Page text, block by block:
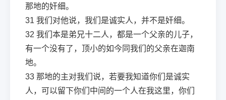
那地的奸细。
31 我们对他说，我们是诚实人，并不是奸细。
32 我们本是弟兄十二人，都是一个父亲的儿子，
有一个没有了，顶小的如今同我们的父亲在迦南
地。
33 那地的主对我们说，若要我知道你们是诚实
人，可以留下你们中间的一个人在我这里，你们